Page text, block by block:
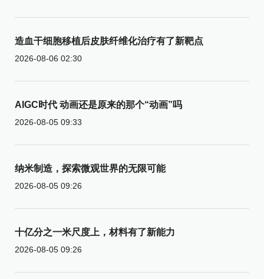
造血干细胞移植后皮肤纤维化治疗有了新靶点
2026-08-06 02:30
AIGC时代 动画还是原来的那个“动画”吗
2026-08-05 09:33
纳米制造，探索微观世界的无限可能
2026-08-05 09:26
十亿分之一米尺度上，材料有了新能力
2026-08-05 09:26